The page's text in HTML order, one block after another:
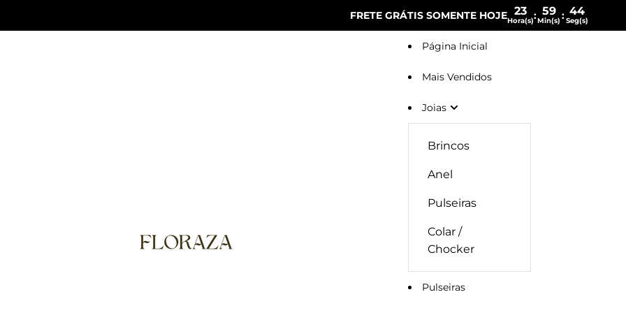
FRETE GRÁTIS SOMENTE HOJE 23
Hora(s): 59
Min(s) : 43
Seg(s)
Página Inicial
Mais Vendidos
Joias
Brincos
Anel
Pulseiras
Colar /
Chocker
Pulseiras